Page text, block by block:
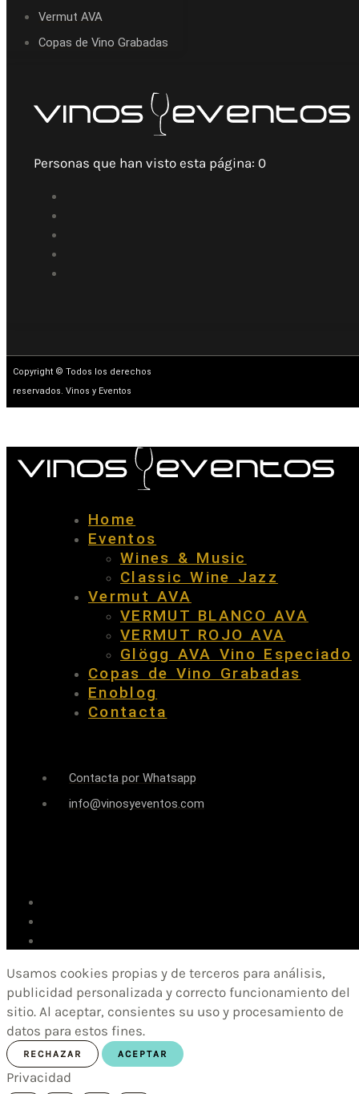
Vermut AVA
Copas de Vino Grabadas
Personas que han visto esta página: 0
Copyright © Todos los derechos
reservados. Vinos y Eventos
Home
Eventos
Wines & Music
Classic Wine Jazz
Vermut AVA
VERMUT BLANCO AVA
VERMUT ROJO AVA
Glögg AVA Vino Especiado
Copas de Vino Grabadas
Enoblog
Contacta
Contacta por Whatsapp
info@vinosyeventos.com
Usamos cookies propias y de terceros para análisis,
publicidad personalizada y correcto funcionamiento del
sitio. Al aceptar, consientes su uso y procesamiento de
datos para estos fines.
RECHAZAR ACEPTAR
Privacidad